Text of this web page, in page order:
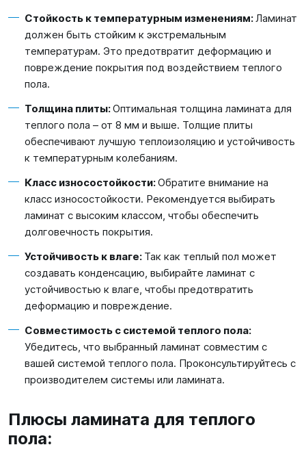
Стойкость к температурным изменениям:Ламинат
должен быть стойким к экстремальным
температурам. Это предотвратит деформацию и
повреждение покрытия под воздействием теплого
пола.
Толщина плиты:Оптимальная толщина ламината для
теплого пола – от 8 мм и выше. Толщие плиты
обеспечивают лучшую теплоизоляцию и устойчивость
к температурным колебаниям.
Класс износостойкости:Обратите внимание на
класс износостойкости. Рекомендуется выбирать
ламинат с высоким классом, чтобы обеспечить
долговечность покрытия.
Устойчивость к влаге: Так как теплый пол может
создавать конденсацию, выбирайте ламинат с
устойчивостью к влаге, чтобы предотвратить
деформацию и повреждение.
Совместимость с системой теплого пола:
Убедитесь, что выбранный ламинат совместим с
вашей системой теплого пола. Проконсультируйтесь с
производителем системы или ламината.
Плюсы ламината для теплого
пола: